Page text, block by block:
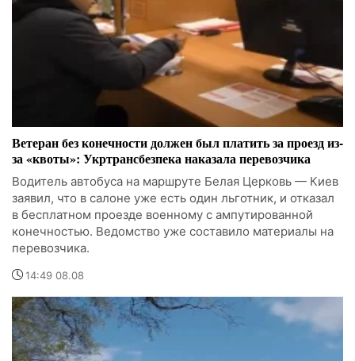
Ветеран без конечности должен был платить за проезд из-
за «квоты»: Укртрансбезпека наказала перевозчика
Водитель автобуса на маршруте Белая Церковь — Киев
заявил, что в салоне уже есть один льготник, и отказал
в бесплатном проезде военному с ампутированной
конечностью. Ведомство уже составило материалы на
перевозчика.
14:49 08.08